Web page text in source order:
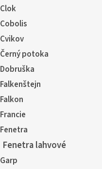
Clok
Cobolis
Cvikov
Černý potoka
Dobruška
Falkenštejn
Falkon
Francie
Fenetra
Fenetra lahvové
Garp